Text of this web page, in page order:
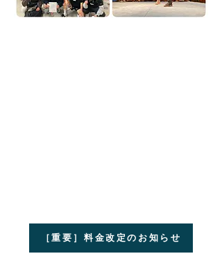
［重要］料金改定のお知らせ